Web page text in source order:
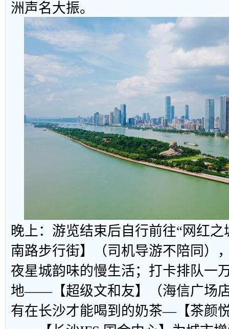
洲声名大振。
晚上：游览结束后自行前往“网红
南路步行街】（司机导游不陪同）
夜星城韵味的慢生活；打卡排队一
地——【超级文和友】（海信广场
有在长沙才能喝到的奶茶—【茶颜